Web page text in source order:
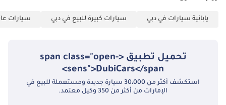
يابانية سيارات في دبي سيارات كبيرة للبيع في دبي سيارات
تحميل تطبيق <span class="open-
sens">DubiCars</span>
استكشف أكثر من 30،000 سيارة جديدة ومستعملة للبيع في
الإمارات من أكثر من 350 وكيل معتمد.